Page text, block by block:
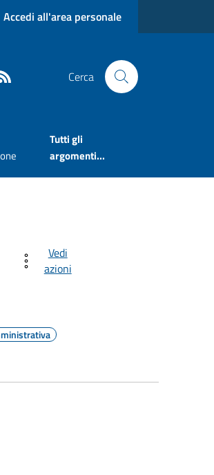
Accedi all'area personale
Cerca
Tutti gli
argomenti...
Vedi
azioni